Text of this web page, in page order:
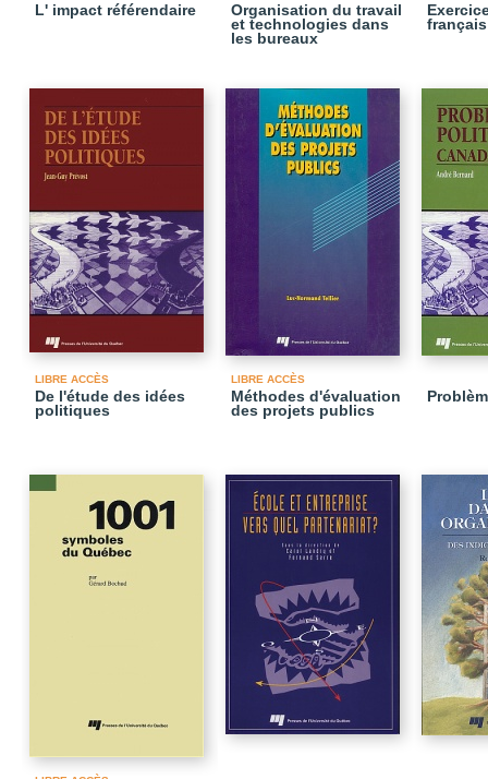
L' impact référendaire
Organisation du travail
et technologies dans
les bureaux
français
LIBRE ACCÈS
De l'étude des idées
politiques
LIBRE ACCÈS
Méthodes d'évaluation
des projets publics